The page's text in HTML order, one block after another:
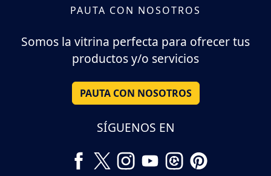
PAUTA CON NOSOTROS
Somos la vitrina perfecta para ofrecer tus
productos y/o servicios
PAUTA CON NOSOTROS
SÍGUENOS EN